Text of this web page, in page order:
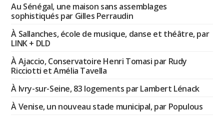
Au Sénégal, une maison sans assemblages
sophistiqués par Gilles Perraudin
À Sallanches, école de musique, danse et théâtre, par
LINK + DLD
À Ajaccio, Conservatoire Henri Tomasi par Rudy
Ricciotti et Amélia Tavella
À Ivry-sur-Seine, 83 logements par Lambert Lénack
À Venise, un nouveau stade municipal, par Populous